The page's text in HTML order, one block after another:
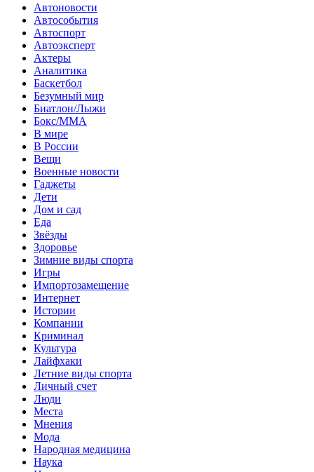
Автоновости
Автособытия
Автоспорт
Автоэксперт
Актеры
Аналитика
Баскетбол
Безумный мир
Биатлон/Лыжи
Бокс/MMA
В мире
В России
Вещи
Военные новости
Гаджеты
Дети
Дом и сад
Еда
Звёзды
Здоровье
Зимние виды спорта
Игры
Импортозамещение
Интернет
Истории
Компании
Криминал
Культура
Лайфхаки
Летние виды спорта
Личный счет
Люди
Места
Мнения
Мода
Народная медицина
Наука